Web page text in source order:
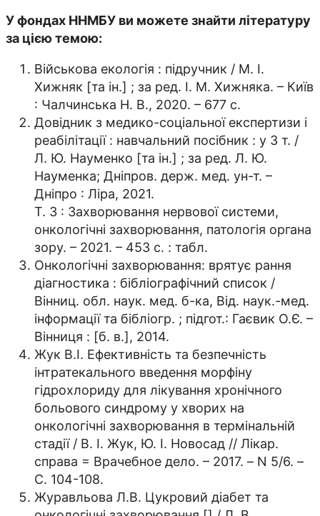
У фондах ННМБУ ви можете знайти літературу
за цією темою:
Військова екологія : підручник / М. І.
Хижняк [та ін.] ; за ред. І. М. Хижняка. – Київ
: Чалчинська Н. В., 2020. – 677 с.
Довідник з медико-соціальної експертизи і
реабілітації : навчальний посібник : у 3 т. /
Л. Ю. Науменко [та ін.] ; за ред. Л. Ю.
Науменка; Дніпров. держ. мед. ун-т. –
Дніпро : Ліра, 2021.
Т. 3 : Захворювання нервової системи,
онкологічні захворювання, патологія органа
зору. – 2021. – 453 с. : табл.
Онкологічні захворювання: врятує рання
діагностика : бібліографічний список /
Вінниц. обл. наук. мед. б-ка, Від. наук.-мед.
інформації та бібліогр. ; підгот.: Гаєвик О.Є. –
Вінниця : [б. в.], 2014.
Жук В.І. Ефективність та безпечність
інтратекального введення морфіну
гідрохлориду для лікування хронічного
больового синдрому у хворих на
онкологічні захворювання в термінальній
стадії / В. І. Жук, Ю. І. Новосад // Лікар.
справа = Врачебное дело. – 2017. – N 5/6. –
С. 104-108.
Журавльова Л.В. Цукровий діабет та